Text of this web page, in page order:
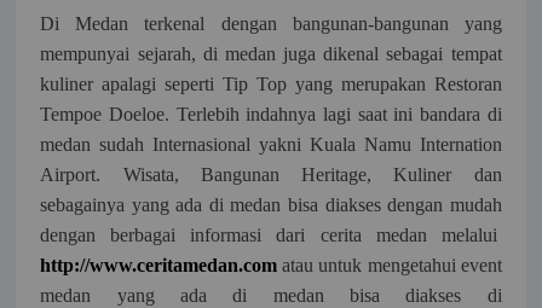
Di Medan terkenal dengan bangunan-bangunan yang
mempunyai sejarah, di medan juga dikenal sebagai tempat
kuliner apalagi seperti Tip Top yang merupakan Restoran
Tempoe Doeloe. Terlebih indahnya lagi saat ini bandara di
medan sudah Internasional yakni Kuala Namu Internation
Airport. Wisata, Bangunan Heritage, Kuliner dan
sebagainya yang ada di medan bisa diakses dengan mudah
dengan berbagai informasi dari cerita medan melalui
http://www.ceritamedan.com atau untuk mengetahui event
medan yang ada di medan bisa diakses di